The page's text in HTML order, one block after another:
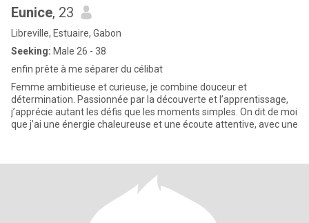
Eunice, 23
Libreville, Estuaire, Gabon
Seeking: Male 26 - 38
enfin prête à me séparer du célibat
Femme ambitieuse et curieuse, je combine douceur et
détermination. Passionnée par la découverte et l’apprentissage,
j’apprécie autant les défis que les moments simples. On dit de moi
que j’ai une énergie chaleureuse et une écoute attentive, avec une